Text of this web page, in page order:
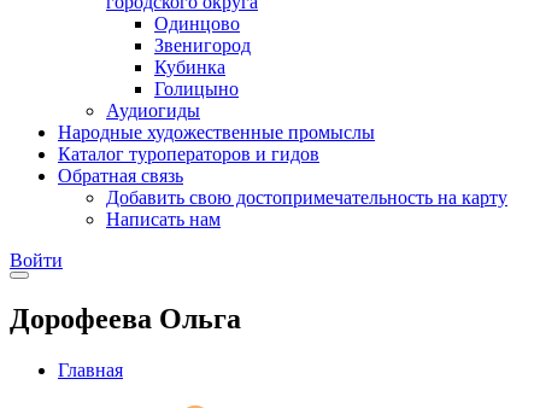
Одинцово
Звенигород
Кубинка
Голицыно
Аудиогиды
Народные художественные промыслы
Каталог туроператоров и гидов
Обратная связь
Добавить свою достопримечательность на карту
Написать нам
Войти
Дорофеева Ольга
Главная